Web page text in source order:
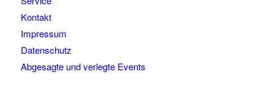
Kontakt
Impressum
Datenschutz
Abgesagte und verlegte Events